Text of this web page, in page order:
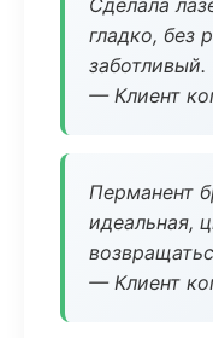
Сделала
гладко, без
заботливый.
— Клиент
Перманент
идеальная,
— Клиент